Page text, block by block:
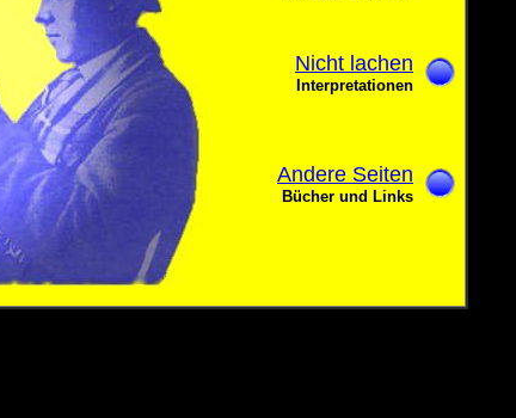
Nicht lachen
Interpretationen
Andere Seiten
Bücher und Links